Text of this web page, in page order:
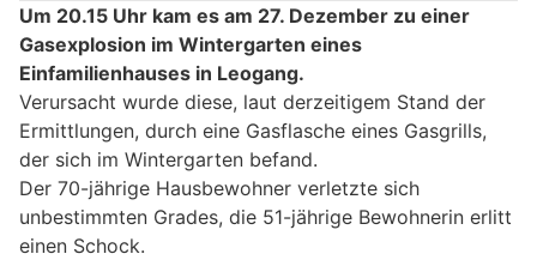
Um 20.15 Uhr kam es am 27. Dezember zu einer
Gasexplosion im Wintergarten eines
Einfamilienhauses in Leogang.
Verursacht wurde diese, laut derzeitigem Stand der
Ermittlungen, durch eine Gasflasche eines Gasgrills,
der sich im Wintergarten befand.
Der 70-jährige Hausbewohner verletzte sich
unbestimmten Grades, die 51-jährige Bewohnerin erlitt
einen Schock.